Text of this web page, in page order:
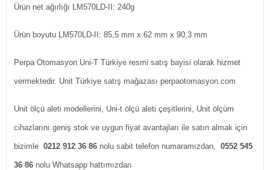
Ürün net ağırlığı LM570LD-II: 240g
Ürün boyutu LM570LD-II: 85,5 mm x 62 mm x 90,3 mm
Perpa Otomasyon Uni-T Türkiye resmi satış bayisi olarak hizmet
vermektedir. Unit Türkiye satış mağazası perpaotomasyon.com
Unit ölçü aleti modellerini, Uni-t ölçü aleti çeşitlerini, Unit ölçüm
cihazlarını geniş stok ve uygun fiyat avantajları ile satın almak için
bizimle 0212 912 36 86 nolu sabit telefon numaramızdan, 0552 545
36 86 nolu Whatsapp hattımızdan